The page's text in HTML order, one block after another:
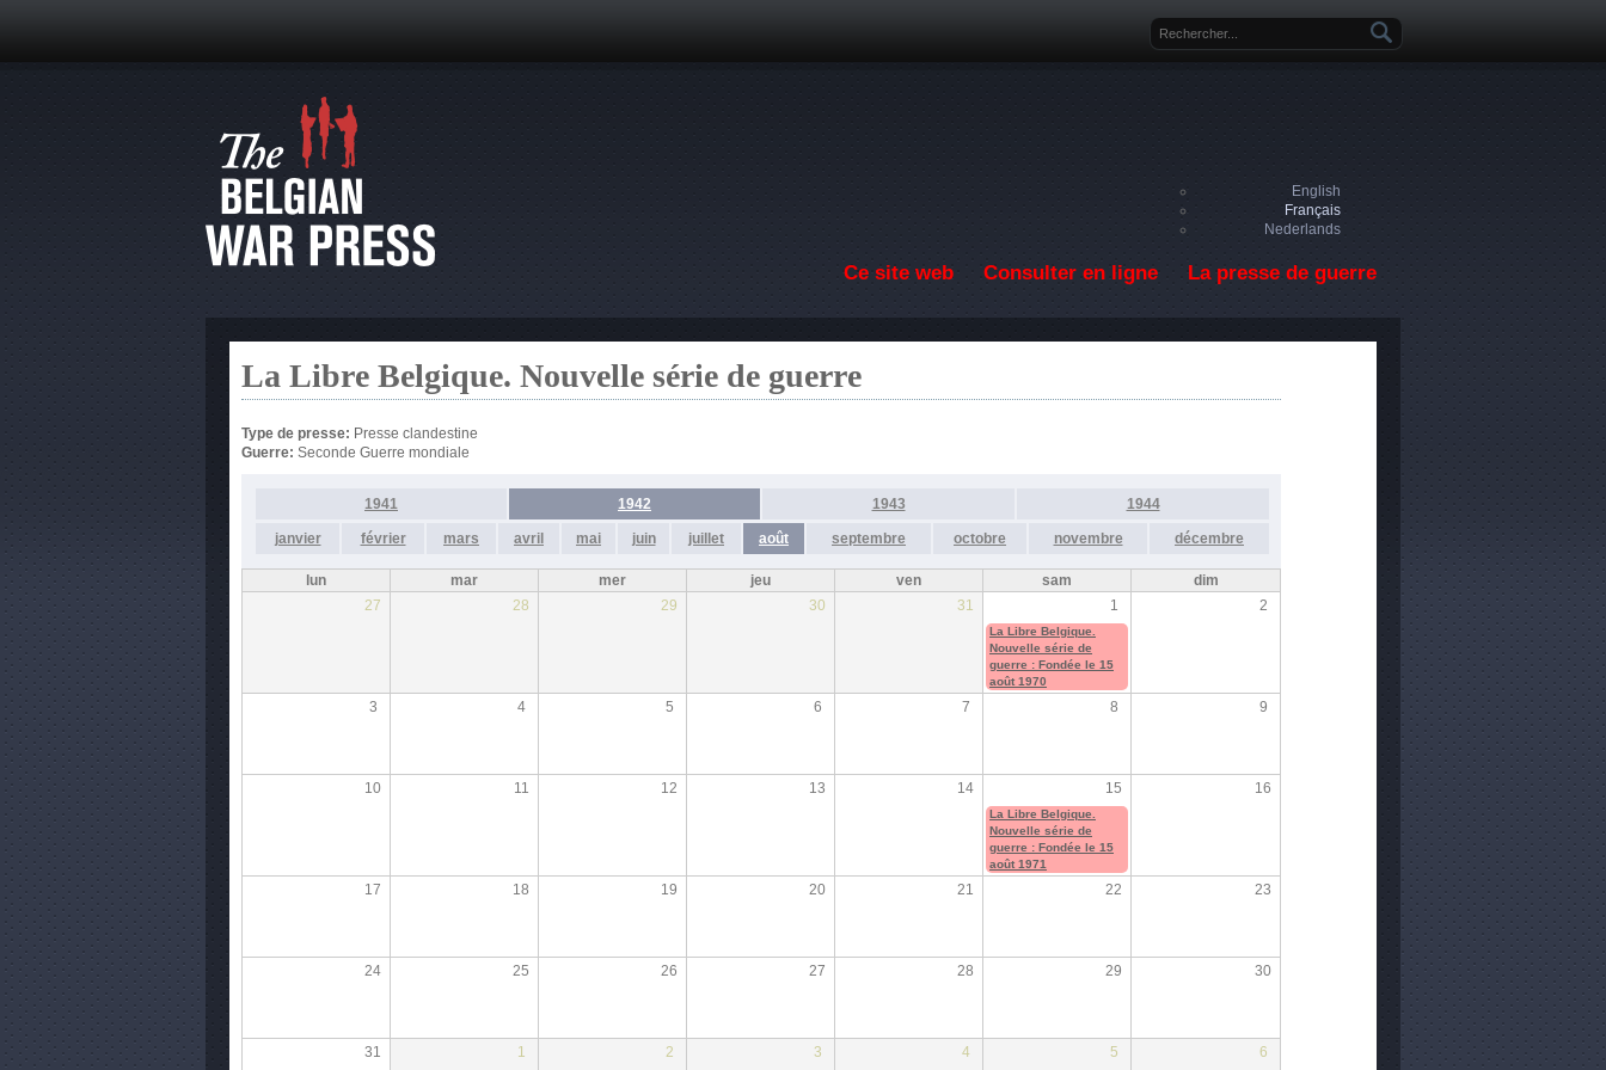
Formulaire de recherche
English
Français
Nederlands
Ce site web Consulter en ligne La presse de guerre
La Libre Belgique. Nouvelle série de guerre
Type de presse: Presse clandestine
Guerre: Seconde Guerre mondiale
1941 1942 1943 1944
janvier février mars avril mai juin juillet août septembre octobre novembre décembre
lun mar mer jeu ven sam
dim
27
28 29 30 31 1 2
La Libre Belgique.
Nouvelle série de
guerre : Fondée le 15
août 1970
3 4 5 6 7 8 9
10 11 12 13 14 15 16
La Libre Belgique.
Nouvelle série de
guerre : Fondée le 15
août 1971
17 18 19 20 21 22 23
24 25 26 27 28 29 30
31 1 2 3 4 5 6